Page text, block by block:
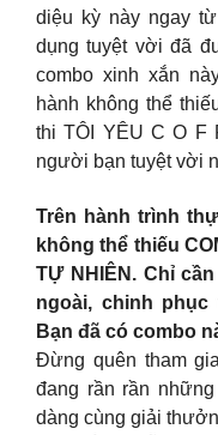
diệu kỳ này ngay
dụng tuyệt vời đã
combo xinh xắn
hành không thể
thi TÔI YÊU C O F
người bạn tuyệt vời
Trên hành trình
không thể thiếu
TỰ NHIÊN. Chỉ
ngoài, chinh
Bạn đã có combo
Đừng quên tham
đang rần rần
dàng cùng giải